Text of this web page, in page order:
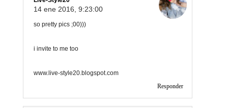
14 ene 2016, 9:23:00
so pretty pics ;00)))
i invite to me too
www.live-style20.blogspot.com
Responder